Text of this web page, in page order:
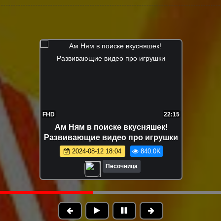
FHD 12:04
Маша Капуки и игрушки на пляже -
Развивающее видео для малышей
2024-08-16 18:41 632.0K
Песочница